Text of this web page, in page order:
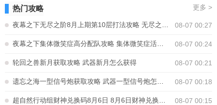
热门攻略 更多 >
08-07 00:27
08-07 00:24
轮回之兽新月获取攻略 武器新月怎么获得 08-07 00:21
08-07 00:18
08-07 00:15